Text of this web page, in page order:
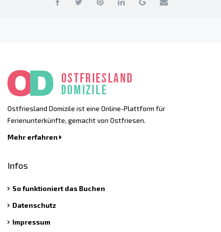
Ostfriesland Domizile ist eine Online-Plattform für
Ferienunterkünfte, gemacht von Ostfriesen.
Mehr erfahren
Infos
So funktioniert das Buchen
Datenschutz
Impressum